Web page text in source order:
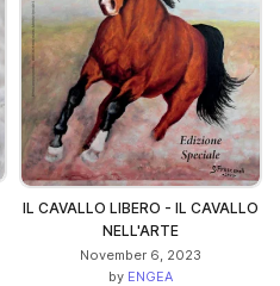
IL CAVALLO LIBERO - IL CAVALLO
NELL'ARTE
November 6, 2023
by ENGEA